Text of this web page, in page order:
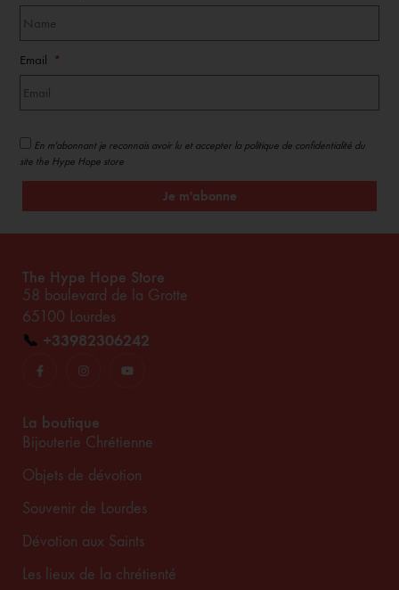
Email
En m'abonnant je reconnais avoir lu et accepter la politique de confidentialité du
site the Hype Hope store
Je m'abonne
The Hype Hope Store
58 boulevard de la Grotte
65100 Lourdes
📞 +33982306242
La boutique
Bijouterie Chrétienne
Objets de dévotion
Souvenir de Lourdes
Dévotion aux Saints
Les lieux de la chrétienté